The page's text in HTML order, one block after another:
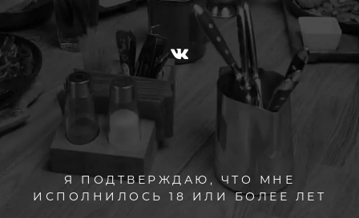
Я ПОДТВЕРЖДАЮ, ЧТО МНЕ
ИСПОЛНИЛОСЬ 18 ИЛИ БОЛЕЕ ЛЕТ
ОТПРАВИТЬ